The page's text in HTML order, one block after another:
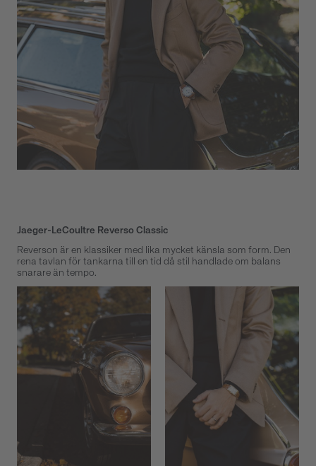
Jaeger-LeCoultre Reverso Classic
Reverson är en klassiker med lika mycket känsla som form. Den
rena tavlan för tankarna till en tid då stil handlade om balans
snarare än tempo.